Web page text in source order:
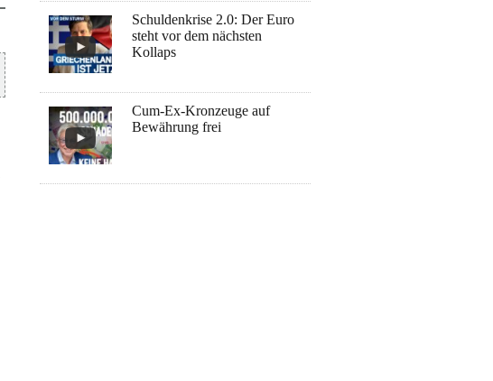
Schuldenkrise 2.0: Der Euro
steht vor dem nächsten
Kollaps
Cum-Ex-Kronzeuge auf
Bewährung frei